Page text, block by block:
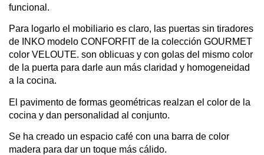
funcional.
Para logarlo el mobiliario es claro, las puertas sin tiradores
de INKO modelo CONFORFIT de la colección GOURMET
color VELOUTE. son oblicuas y con golas del mismo color
de la puerta para darle aun más claridad y homogeneidad
a la cocina.
El pavimento de formas geométricas realzan el color de la
cocina y dan personalidad al conjunto.
Se ha creado un espacio café con una barra de color
madera para dar un toque más cálido.